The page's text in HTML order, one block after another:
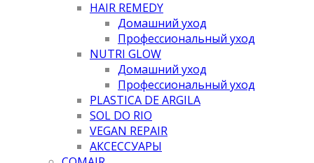
HAIR REMEDY
Домашний уход
Профессиональный уход
NUTRI GLOW
Домашний уход
Профессиональный уход
PLASTICA DE ARGILA
SOL DO RIO
VEGAN REPAIR
АКСЕССУАРЫ